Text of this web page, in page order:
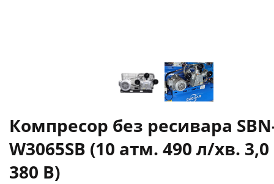
Компресор без ресивара
W3065SВ (10 атм. 490 л/хв.
380 В)